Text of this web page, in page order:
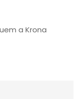
a Krona